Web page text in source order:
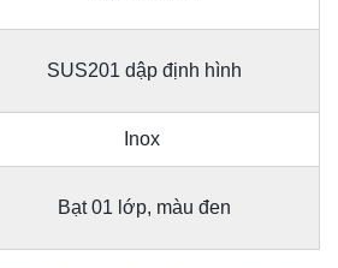
SUS201 dập định hình
Inox
Bạt 01 lớp, màu đen